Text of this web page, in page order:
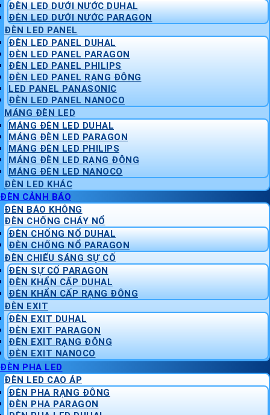
ĐÈN LED DƯỚI NƯỚC DUHAL
ĐÈN LED DƯỚI NƯỚC PARAGON
ĐÈN LED PANEL
ĐÈN LED PANEL DUHAL
ĐÈN LED PANEL PARAGON
ĐÈN LED PANEL PHILIPS
ĐÈN LED PANEL RẠNG ĐÔNG
LED PANEL PANASONIC
ĐÈN LED PANEL NANOCO
MÁNG ĐÈN LED
MÁNG ĐÈN LED DUHAL
MÁNG ĐÈN LED PARAGON
MÁNG ĐÈN LED PHILIPS
MÁNG ĐÈN LED RẠNG ĐÔNG
MÁNG ĐÈN LED NANOCO
ĐÈN LED KHÁC
ĐÈN CẢNH BÁO
ĐÈN BÁO KHÔNG
ĐÈN CHỐNG CHÁY NỔ
ĐÈN CHỐNG NỔ DUHAL
ĐÈN CHỐNG NỔ PARAGON
ĐÈN CHIẾU SÁNG SỰ CỐ
ĐÈN SỰ CỐ PARAGON
ĐÈN KHẨN CẤP DUHAL
ĐÈN KHẨN CẤP RẠNG ĐÔNG
ĐÈN EXIT
ĐÈN EXIT DUHAL
ĐÈN EXIT PARAGON
ĐÈN EXIT RẠNG ĐÔNG
ĐÈN EXIT NANOCO
ĐÈN PHA LED
ĐÈN LED CAO ÁP
ĐÈN PHA RẠNG ĐÔNG
ĐÈN PHA PARAGON